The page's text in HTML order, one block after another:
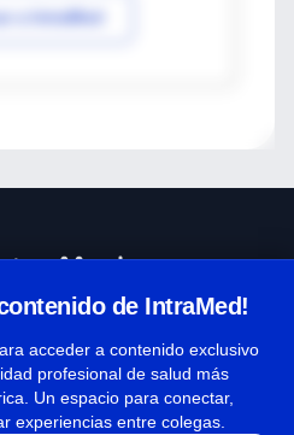
a IntraMed
de IntraMed!
acceder a contenido exclusivo
profesional de salud más
Un espacio para conectar,
experiencias entre colegas.
y condiciones